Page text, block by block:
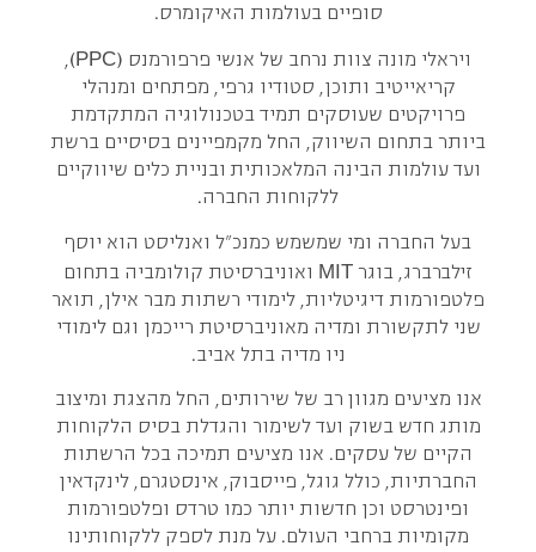
סופיים בעולמות האיקומרס.
ויראלי מונה צוות נרחב של אנשי פרפורמנס (PPC
),
קריאייטיב ותוכן, סטודיו גרפי, מפתחים ומנהלי
פרויקטים שעוסקים תמיד בטכנולוגיה המתקדמת
ביותר בתחום השיווק, החל מקמפיינים בסיסיים ברשת
ועד עולמות הבינה המלאכותית ובניית כלים שיווקיים
ללקוחות החברה.
בעל החברה ומי שמשמש כמנכ"ל ואנליסט הוא יוסף
זילברברג, בוגר MIT ואוניברסיטת קולומביה בתחום
פלטפורמות דיגיטליות, לימודי רשתות מבר אילן, תואר
שני לתקשורת ומדיה מאוניברסיטת רייכמן וגם לימודי
ניו מדיה בתל אביב.
אנו מציעים מגוון רב של שירותים, החל מהצגת ומיצוב
מותג חדש בשוק ועד לשימור והגדלת בסיס הלקוחות
הקיים של עסקים. אנו מציעים תמיכה בכל הרשתות
החברתיות, כולל גוגל, פייסבוק, אינסטגרם, לינקדאין
ופינטרסט וכן חדשות יותר כמו טרדס ופלטפורמות
מקומיות ברחבי העולם. על מנת לספק ללקוחותינו